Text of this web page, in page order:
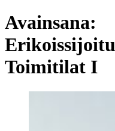
Avainsana:
Toimitilat I